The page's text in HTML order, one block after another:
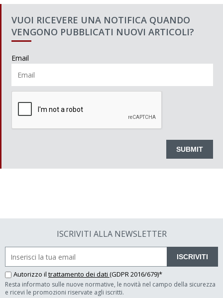
VUOI RICEVERE UNA NOTIFICA QUANDO
VENGONO PUBBLICATI NUOVI ARTICOLI?
Email
ISCRIVITI ALLA NEWSLETTER
ISCRIVITI
Autorizzo il trattamento dei dati (GDPR 2016/679)*
Resta informato sulle nuove normative, le novità nel campo della sicurezza
e ricevi le promozioni riservate agli iscritti.